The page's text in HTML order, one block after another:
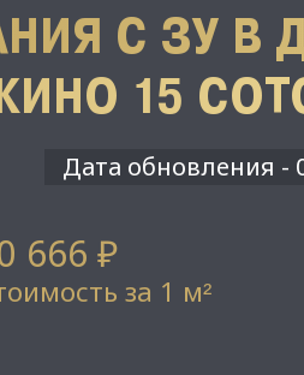
С ЗУ В
15
Дата обновления -
666 ₽
за 1 м²